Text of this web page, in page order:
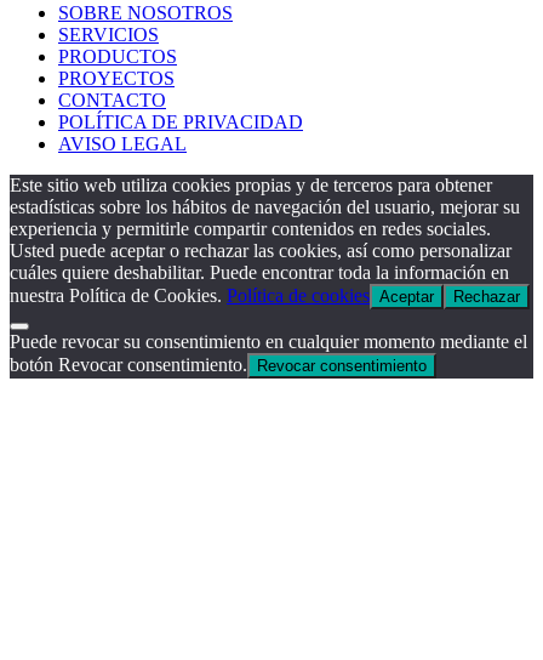
SOBRE NOSOTROS
SERVICIOS
PRODUCTOS
PROYECTOS
CONTACTO
POLÍTICA DE PRIVACIDAD
AVISO LEGAL
Este sitio web utiliza cookies propias y de terceros para obtener
estadísticas sobre los hábitos de navegación del usuario, mejorar su
experiencia y permitirle compartir contenidos en redes sociales.
Usted puede aceptar o rechazar las cookies, así como personalizar
cuáles quiere deshabilitar. Puede encontrar toda la información en
nuestra Política de Cookies. Política de cookies Aceptar Rechazar
Puede revocar su consentimiento en cualquier momento mediante el
botón Revocar consentimiento.
Revocar consentimiento